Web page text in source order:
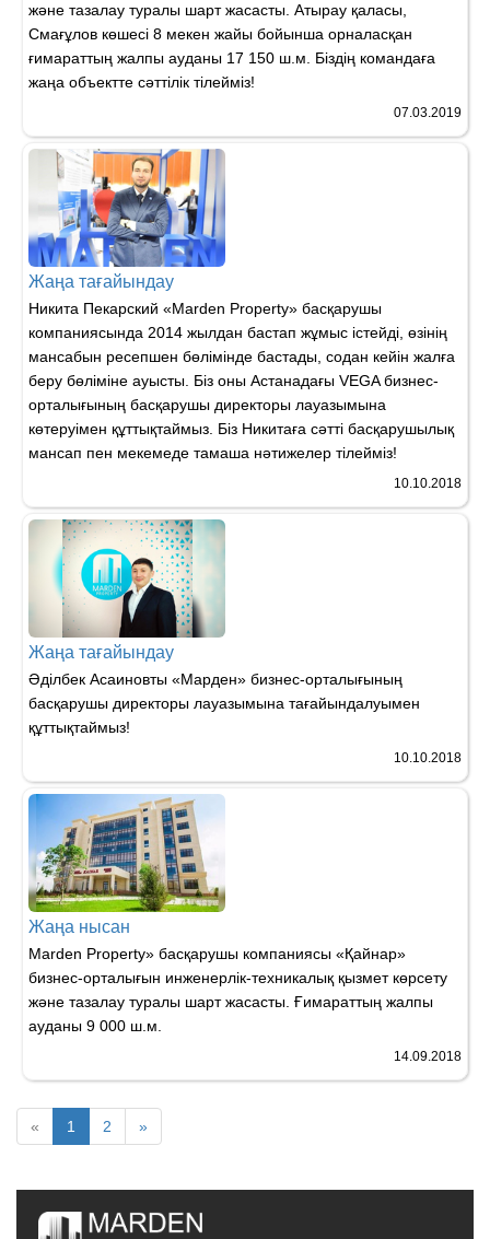
және тазалау туралы шарт жасасты. Атырау қаласы,
Смағұлов көшесі 8 мекен жайы бойынша орналасқан
ғимараттың жалпы ауданы 17 150 ш.м. Біздің командаға
жаңа объектте сәттілік тілейміз!
07.03.2019
Жаңа тағайындау
Никита Пекарский «Мarden Property» басқарушы
компаниясында 2014 жылдан бастап жұмыс істейді, өзінің
мансабын ресепшен бөлімінде бастады, содан кейін жалға
беру бөліміне ауысты. Біз оны Астанадағы VEGA бизнес-
орталығының басқарушы директоры лауазымына
көтеруімен құттықтаймыз. Біз Никитаға сәтті басқарушылық
мансап пен мекемеде тамаша нәтижелер тілейміз!
10.10.2018
Жаңа тағайындау
Әділбек Асаиновты «Марден» бизнес-орталығының
басқарушы директоры лауазымына тағайындалуымен
құттықтаймыз!
10.10.2018
Жаңа нысан
Мarden Property» басқарушы компаниясы «Қайнар»
бизнес-орталығын инженерлік-техникалық қызмет көрсету
және тазалау туралы шарт жасасты. Ғимараттың жалпы
ауданы 9 000 ш.м.
14.09.2018
« 1 2 »